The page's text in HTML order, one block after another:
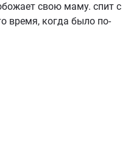
свою маму. спит с
время, когда было по-